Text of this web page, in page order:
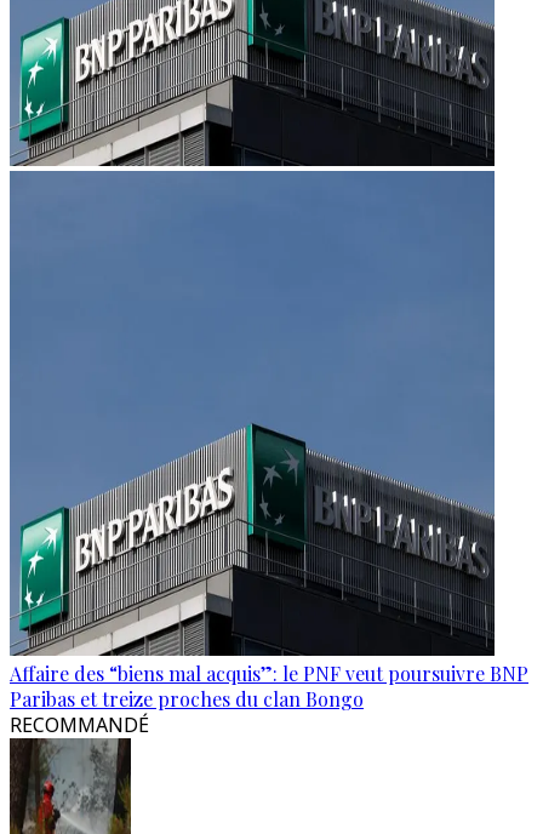
Affaire des “biens mal acquis”: le PNF veut poursuivre BNP
Paribas et treize proches du clan Bongo
RECOMMANDÉ